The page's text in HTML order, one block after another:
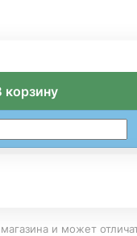
корзину
и может